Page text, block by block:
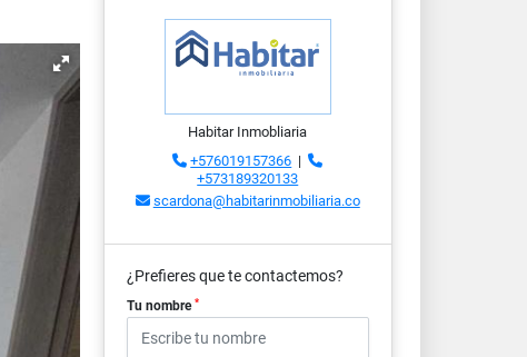
Habitar Inmobliaria
+576019157366 |
+573189320133
scardona@habitarinmobiliaria.co
¿Prefieres que te contactemos?
Tu nombre *